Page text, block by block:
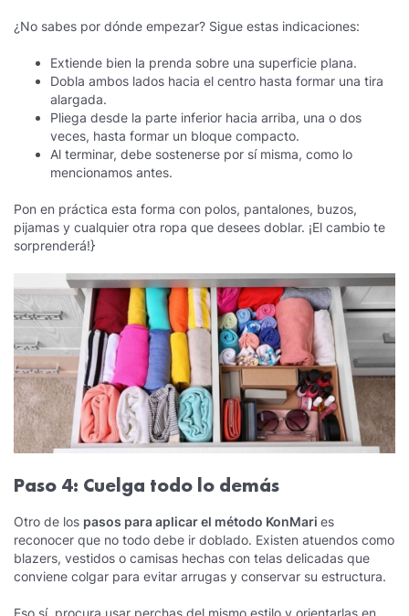
¿No sabes por dónde empezar? Sigue estas indicaciones:
Extiende bien la prenda sobre una superficie plana.
Dobla ambos lados hacia el centro hasta formar una tira
alargada.
Pliega desde la parte inferior hacia arriba, una o dos
veces, hasta formar un bloque compacto.
Al terminar, debe sostenerse por sí misma, como lo
mencionamos antes.
Pon en práctica esta forma con polos, pantalones, buzos,
pijamas y cualquier otra ropa que desees doblar. ¡El cambio te
sorprenderá!}
Paso 4: Cuelga todo lo demás
Otro de los pasos para aplicar el método KonMari es
reconocer que no todo debe ir doblado. Existen atuendos como
blazers, vestidos o camisas hechas con telas delicadas que
conviene colgar para evitar arrugas y conservar su estructura.